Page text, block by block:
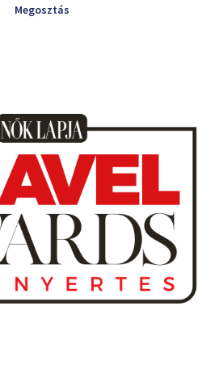
Megosztás